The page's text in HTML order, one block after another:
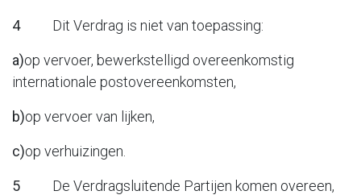
4 Dit Verdrag is niet van toepassing:
a)op vervoer, bewerkstelligd overeenkomstig
internationale postovereenkomsten,
b)op vervoer van lijken,
c)op verhuizingen.
5
De Verdragsluitende Partijen komen overeen,